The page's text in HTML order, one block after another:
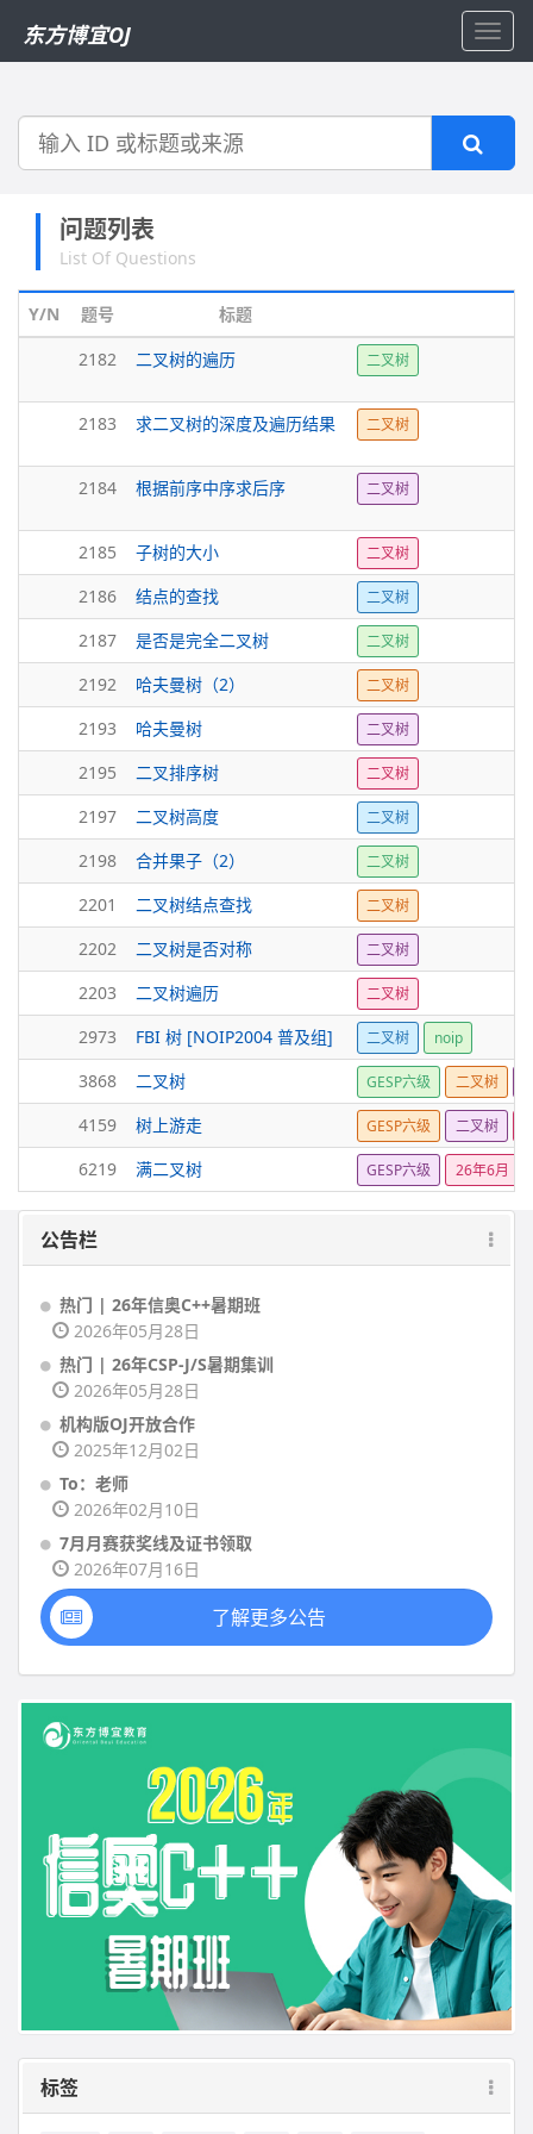
东方博宜OJ
搜
问题列表
List Of Questions
Y/N 题号
标题
2182
二叉树的遍历 二叉树
2183 求二叉树的深度及遍历结果 二叉树
2184 根据前序中序求后序 二叉树
2185 子树的大小 二叉树
2186 结点的查找 二叉树
2187 是否是完全二叉树 二叉树
2192 哈夫曼树（2） 二叉树
2193 哈夫曼树 二叉树
2195 二叉排序树 二叉树
2197 二叉树高度 二叉树
2198 合并果子（2） 二叉树
2201 二叉树结点查找 二叉树
2202 二叉树是否对称 二叉树
2203 二叉树遍历 二叉树
2973 FBI 树 [NOIP2004 普及组] 二叉树 noip
3868 二叉树 GESP六级 二叉树
4159 树上游走 GESP六级 二叉树
6219 满二叉树 GESP六级 26年6月
公告栏
热门 | 26年信奥C++暑期班
2026年05月28日
热门 | 26年CSP-J/S暑期集训
2026年05月28日
机构版OJ开放合作
2025年12月02日
To：老师
2026年02月10日
7月月赛获奖线及证书领取
2026年07月16日
了解更多公告
标签